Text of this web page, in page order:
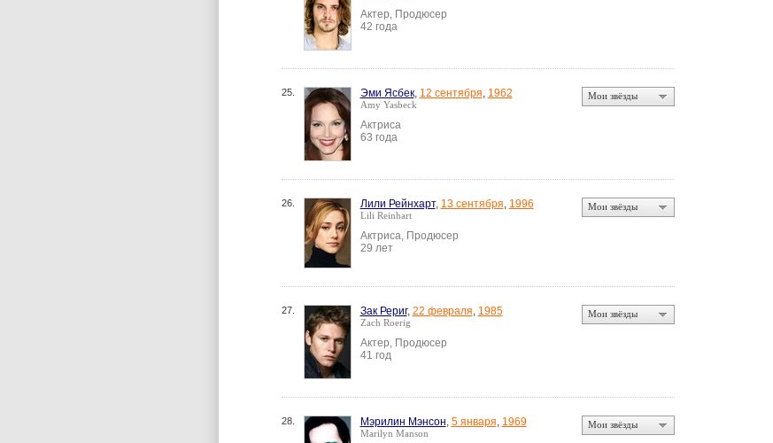
Актер, Продюсер
42 года
25. Эми Ясбек, 12 сентября, 1962
Amy Yasbeck
Актриса
63 года
Мои звёзды
26. Лили Рейнхарт, 13 сентября, 1996
Lili Reinhart
Актриса, Продюсер
29 лет
Мои звёзды
27. Зак Рериг, 22 февраля, 1985
Zach Roerig
Актер, Продюсер
41 год
Мои звёзды
28. Мэрилин Мэнсон, 5 января, 1969
Marilyn Manson
Мои звёзды